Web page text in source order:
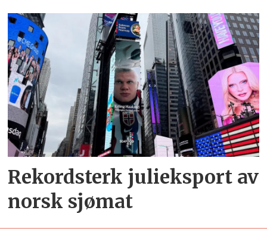
Rekordsterk julieksport av
norsk sjømat